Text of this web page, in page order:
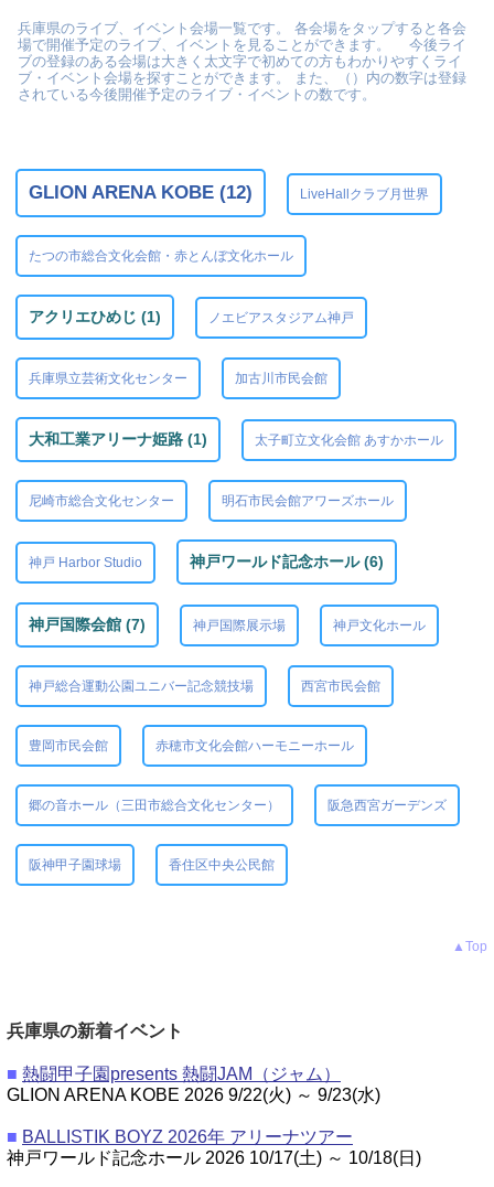
兵庫県のライブ、イベント会場一覧です。 各会場をタップすると各会
場で開催予定のライブ、イベントを見ることができます。 今後ライ
ブの登録のある会場は大きく太文字で初めての方もわかりやすくライ
ブ・イベント会場を探すことができます。 また、（）内の数字は登録
されている今後開催予定のライブ・イベントの数です。
GLION ARENA KOBE (12) LiveHallクラブ月世界
たつの市総合文化会館・赤とんぼ文化ホール
アクリエひめじ (1) ノエビアスタジアム神戸
兵庫県立芸術文化センター 加古川市民会館
大和工業アリーナ姫路 (1) 太子町立文化会館 あすかホール
尼崎市総合文化センター 明石市民会館アワーズホール
神戸 Harbor Studio 神戸ワールド記念ホール (6)
神戸国際会館 (7) 神戸国際展示場 神戸文化ホール
神戸総合運動公園ユニバー記念競技場 西宮市民会館
豊岡市民会館 赤穂市文化会館ハーモニーホール
郷の音ホール（三田市総合文化センター） 阪急西宮ガーデンズ
阪神甲子園球場 香住区中央公民館
▲Top
兵庫県の新着イベント
■ 熱闘甲子園presents 熱闘JAM（ジャム）
GLION ARENA KOBE 2026 9/22(火) ～ 9/23(水)
■ BALLISTIK BOYZ 2026年 アリーナツアー
神戸ワールド記念ホール 2026 10/17(土) ～ 10/18(日)